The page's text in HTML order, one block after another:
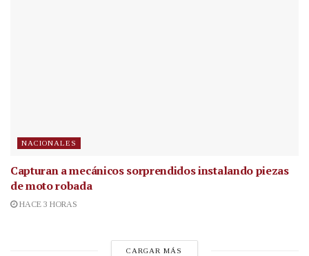
NACIONALES
Capturan a mecánicos sorprendidos instalando piezas
de moto robada
HACE 3 HORAS
CARGAR MÁS